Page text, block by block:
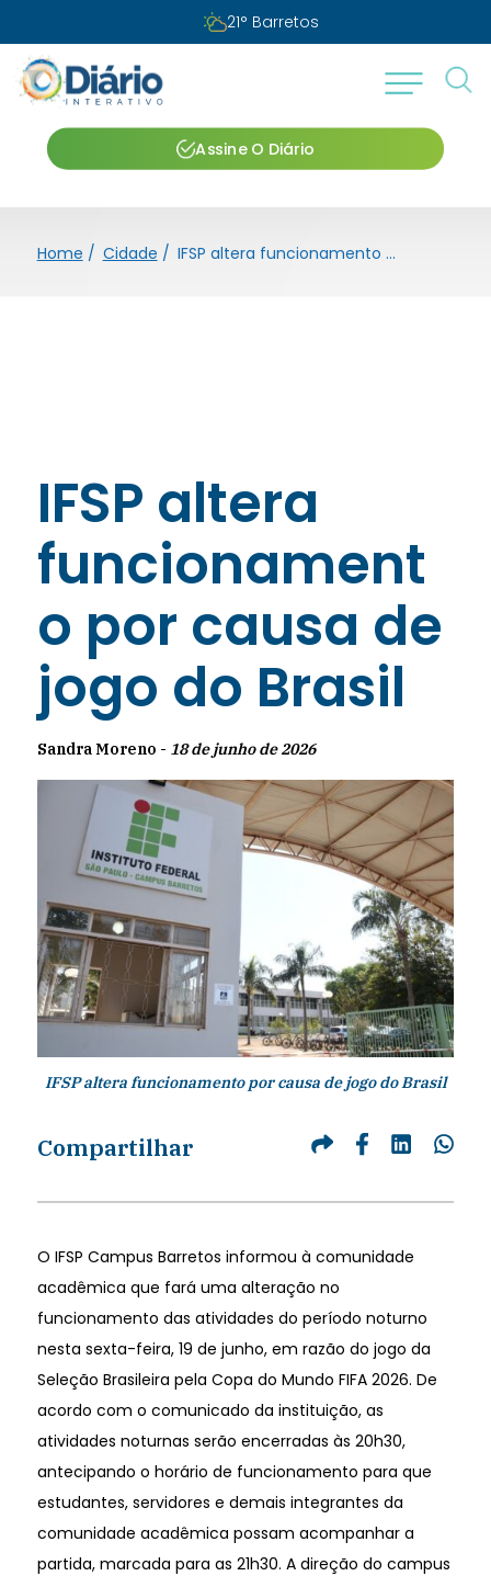
21° Barretos
Assine O Diário
Home / Cidade / IFSP altera funcionamento por causa de jogo do Brasil
IFSP altera
funcionament
o por causa de
jogo do Brasil
Sandra Moreno - 18 de junho de 2026
IFSP altera funcionamento por causa de jogo do Brasil
Compartilhar
O IFSP Campus Barretos informou à comunidade
acadêmica que fará uma alteração no
funcionamento das atividades do período noturno
nesta sexta-feira, 19 de junho, em razão do jogo da
Seleção Brasileira pela Copa do Mundo FIFA 2026. De
acordo com o comunicado da instituição, as
atividades noturnas serão encerradas às 20h30,
antecipando o horário de funcionamento para que
estudantes, servidores e demais integrantes da
comunidade acadêmica possam acompanhar a
partida, marcada para as 21h30. A direção do campus